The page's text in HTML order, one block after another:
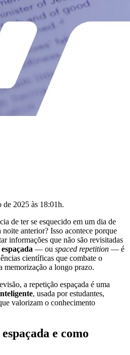
de 2025 às 18:01h.
de ter se esquecido em um dia de
anterior? Isso acontece porque
informações que não são revisitadas
— ou spaced repetition — é
científicas que combate o
memorização a longo prazo.
a repetição espaçada é uma
, usada por estudantes,
valorizam o conhecimento
e como